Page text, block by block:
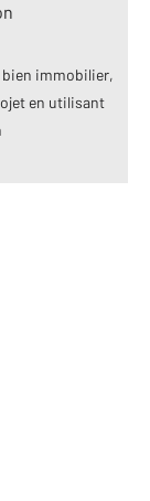
bien immobilier,
en utilisant